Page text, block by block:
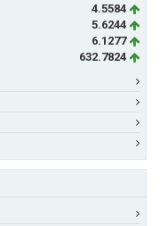
4.5584
5.6244
6.1277
632.7824